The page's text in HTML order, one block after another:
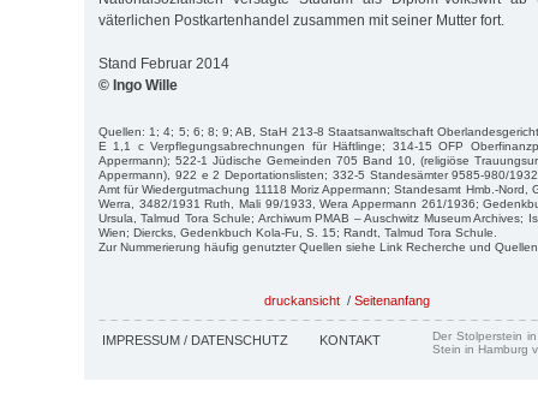
väterlichen Postkartenhandel zusammen mit seiner Mutter fort.
Stand Februar 2014
© Ingo Wille
Quellen: 1; 4; 5; 6; 8; 9; AB, StaH 213-8 Staatsanwaltschaft
E 1,1 c Verpflegungsabrechnungen für Häftlinge; 314-15 OFP
Appermann); 522-1 Jüdische Gemeinden 705 Band 10, (religiöse
Appermann), 922 e 2 Deportationslisten; 332-5 Standesämter 9585-980/
Amt für Wiedergutmachung 11118 Moriz Appermann; Standesamt Hmb.-Nord,
Werra, 3482/1931 Ruth, Mali 99/1933, Wera Appermann 261/1936;
Ursula, Talmud Tora Schule; Archiwum PMAB – Auschwitz Museum Archives;
Wien; Diercks, Gedenkbuch Kola-Fu, S. 15; Randt, Talmud Tora Schule.
Zur Nummerierung häufig genutzter Quellen siehe Link Recherche und
druckansicht / Seitenanfang
IMPRESSUM / DATENSCHUTZ KONTAKT
Der Stolperstein
Stein in Hamburg